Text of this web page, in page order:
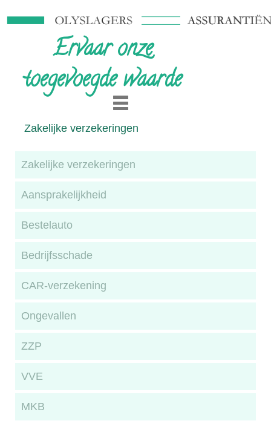
Ervaar onze
toegevoegde waarde
Zakelijke verzekeringen
Zakelijke verzekeringen
Aansprakelijkheid
Bestelauto
Bedrijfsschade
CAR-verzekening
Ongevallen
ZZP
VVE
MKB